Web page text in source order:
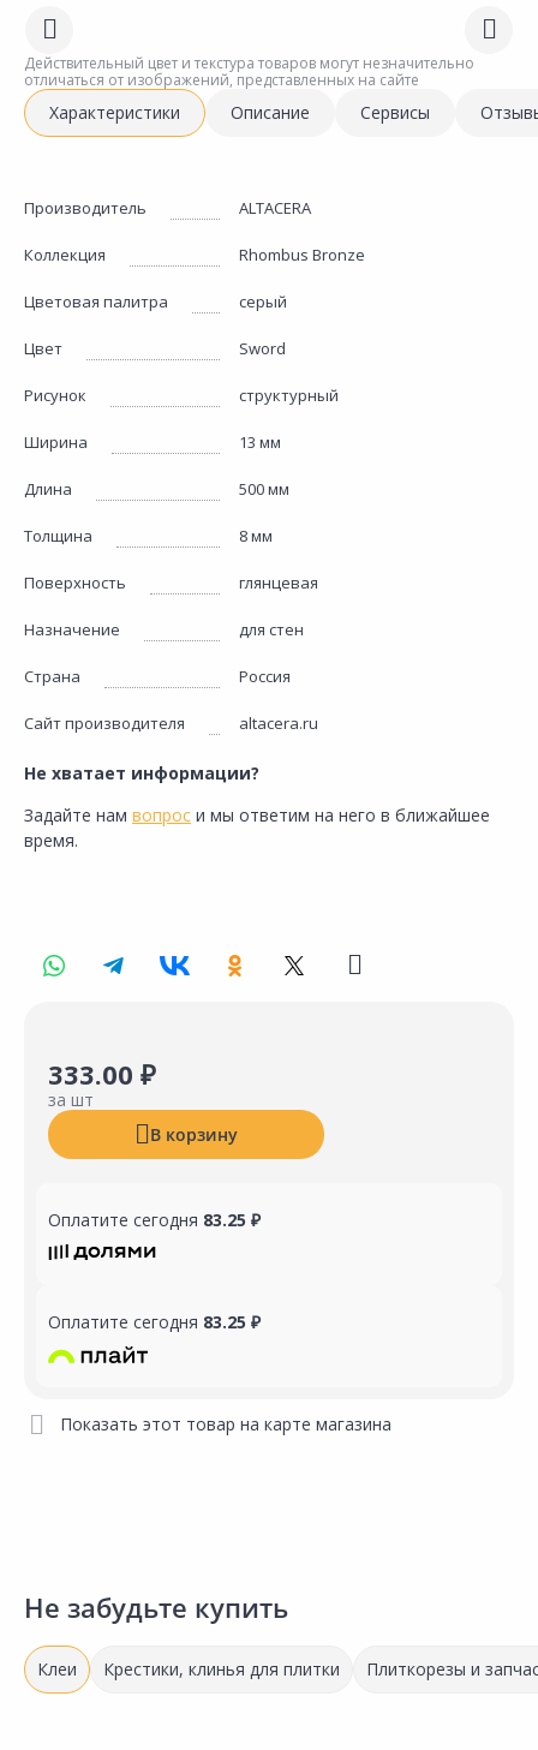
Действительный цвет и текстура товаров могут незначительно
отличаться от изображений, представленных на сайте
Характеристики Описание Сервисы
Производитель ALTACERA
Коллекция Rhombus Bronze
Цветовая палитра серый
Цвет Sword
Рисунок структурный
Ширина 13 мм
Длина 500 мм
Толщина 8 мм
Поверхность глянцевая
Назначение для стен
Страна Россия
Сайт производителя altacera.ru
Не хватает информации?
Задайте нам вопрос и мы ответим на него в ближайшее
время.
333.00 ₽
за шт
В корзину
Оплатите сегодня 83.25 ₽
Оплатите сегодня 83.25 ₽
Показать этот товар на карте магазина
Не забудьте купить
Клеи Крестики, клинья для плитки Плиткорезы и